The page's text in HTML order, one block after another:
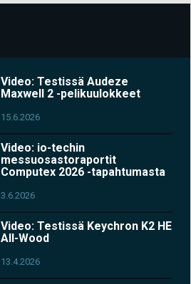
Video: Testissä Audeze
Maxwell 2 -pelikuulokkeet
15.6.2026
Video: io-techin
messuosastoraportit
Computex 2026 -tapahtumasta
3.6.2026
Video: Testissä Keychron K2 HE
All-Wood
13.4.2026